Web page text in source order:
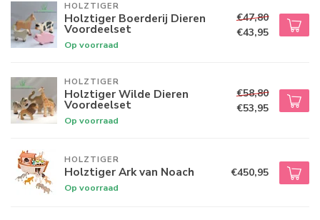
HOLZTIGER
Holztiger Boerderij Dieren
Voordeelset
Op voorraad
€47,80
€43,95
HOLZTIGER
Holztiger Wilde Dieren
Voordeelset
Op voorraad
€58,80
€53,95
HOLZTIGER
Holztiger Ark van Noach
Op voorraad
€450,95